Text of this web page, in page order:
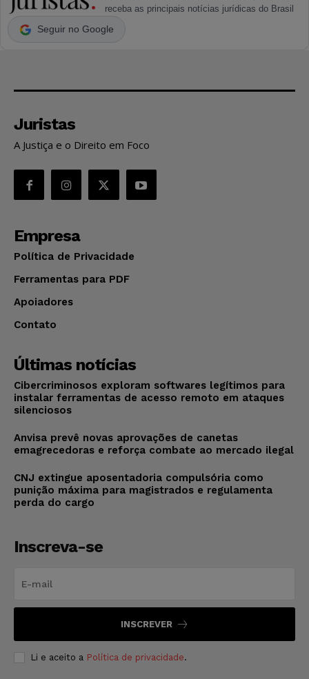
receba as principais notícias jurídicas do Brasil
Seguir no Google
Juristas
A Justiça e o Direito em Foco
Empresa
Política de Privacidade
Ferramentas para PDF
Apoiadores
Contato
Últimas notícias
Cibercriminosos exploram softwares legítimos para
instalar ferramentas de acesso remoto em ataques
silenciosos
Anvisa prevê novas aprovações de canetas
emagrecedoras e reforça combate ao mercado ilegal
CNJ extingue aposentadoria compulsória como
punição máxima para magistrados e regulamenta
perda do cargo
Inscreva-se
INSCREVER
Li e aceito a Política de privacidade.